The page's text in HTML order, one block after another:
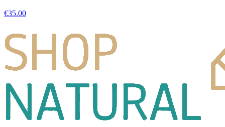
€35.00